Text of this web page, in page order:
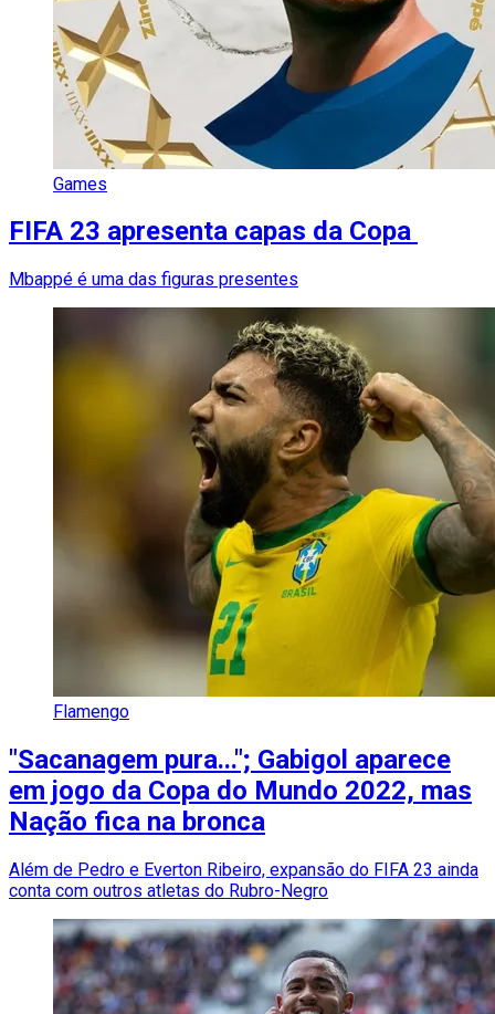
Games
FIFA 23 apresenta capas da Copa
Mbappé é uma das figuras presentes
Flamengo
"Sacanagem pura..."; Gabigol aparece
em jogo da Copa do Mundo 2022, mas
Nação fica na bronca
Além de Pedro e Everton Ribeiro, expansão do FIFA 23 ainda
conta com outros atletas do Rubro-Negro